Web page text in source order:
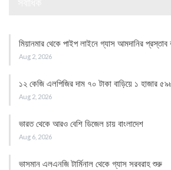
মিয়ানমার থেকে পাইপ লাইনে গ্যাস আমদানির প্রস্তাব
Aug 2, 2026
১২ কেজি এলপিজির দাম ৭০ টাকা বাড়িয়ে ১ হাজার ৫৯৮
Aug 2, 2026
ভারত থেকে আরও বেশি ডিজেল চায় বাংলাদেশ
Aug 6, 2026
ভাসমান এলএনজি টার্মিনাল থেকে গ্যাস সরবরাহ শুরু